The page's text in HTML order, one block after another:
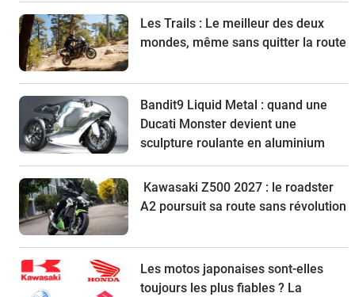
Les Trails : Le meilleur des deux
mondes, même sans quitter la route
Bandit9 Liquid Metal : quand une
Ducati Monster devient une
sculpture roulante en aluminium
Kawasaki Z500 2027 : le roadster
A2 poursuit sa route sans révolution
Les motos japonaises sont-elles
toujours les plus fiables ? La